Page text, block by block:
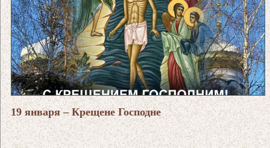
19 января – Крещене Господне